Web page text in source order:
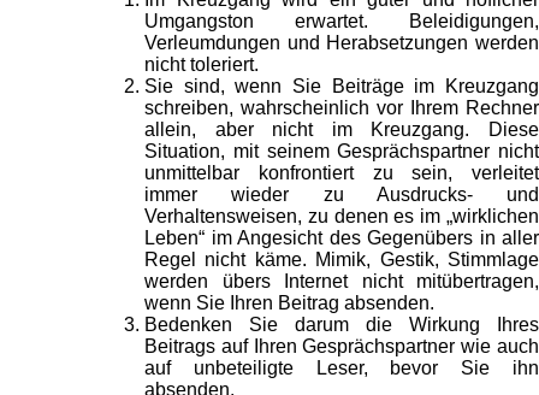
Umgangston erwartet. Beleidigungen,
Verleumdungen und Herabsetzungen werden
nicht toleriert.
Sie sind, wenn Sie Beiträge im Kreuzgang
schreiben, wahrscheinlich vor Ihrem Rechner
allein, aber nicht im Kreuzgang. Diese
Situation, mit seinem Gesprächspartner nicht
unmittelbar konfrontiert zu sein, verleitet
immer wieder zu Ausdrucks- und
Verhaltensweisen, zu denen es im „wirklichen
Leben“ im Angesicht des Gegenübers in aller
Regel nicht käme. Mimik, Gestik, Stimmlage
werden übers Internet nicht mitübertragen,
wenn Sie Ihren Beitrag absenden.
Bedenken Sie darum die Wirkung Ihres
Beitrags auf Ihren Gesprächspartner wie auch
auf unbeteiligte Leser, bevor Sie ihn
absenden.